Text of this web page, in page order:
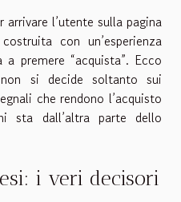
l’utente sulla pagina
con un’esperienza
premere “acquista”. Ecco
si decide soltanto sui
che rendono l’acquisto
sta dall’altra parte dello
i veri decisori